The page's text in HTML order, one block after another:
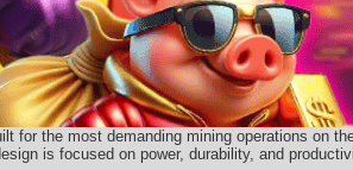
for the most demanding mining operations on
is focused on power, durability, and